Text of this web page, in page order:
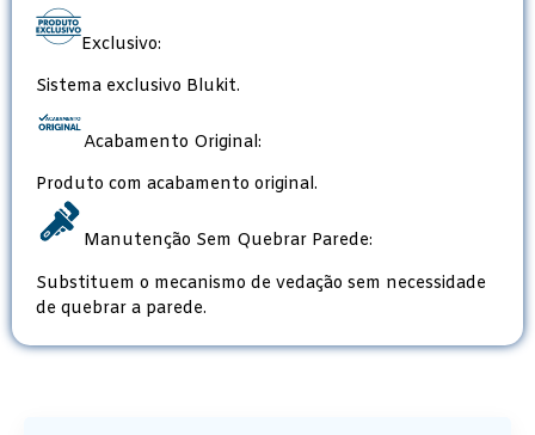
Exclusivo:
Sistema exclusivo Blukit.
Acabamento Original:
Produto com acabamento original.
Manutenção Sem Quebrar Parede:
Substituem o mecanismo de vedação sem necessidade
de quebrar a parede.